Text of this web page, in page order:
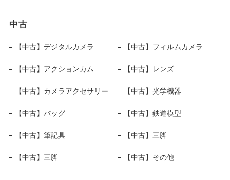
中古
【中古】デジタルカメラ 【中古】フィルムカメラ
【中古】アクションカム 【中古】レンズ
【中古】カメラアクセサリー 【中古】光学機器
【中古】バッグ 【中古】鉄道模型
【中古】筆記具 【中古】三脚
【中古】三脚 【中古】その他